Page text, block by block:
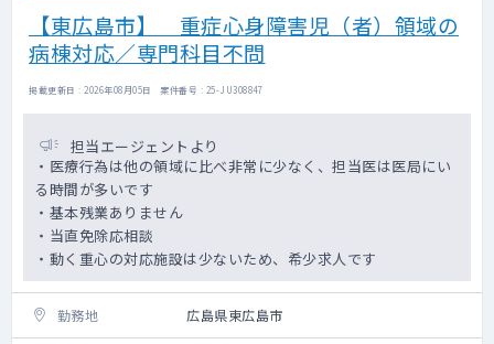
【東広島市】 重症心身障害児（者）領域の
病棟対応／専門科目不問
掲載更新日 : 2026年08月05日 案件番号 : 25-JU308847
担当エージェントより
・医療行為は他の領域に比べ非常に少なく、担当医は医局にい
る時間が多いです
・基本残業ありません
・当直免除応相談
・動く重心の対応施設は少ないため、希少求人です
勤務地 広島県東広島市